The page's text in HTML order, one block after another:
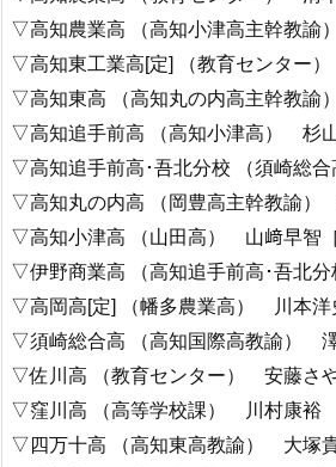
▽高知農業高 （高知小津高主幹教諭
▽高知東工業高[定] （教育センター
▽高知東高 （高知丸の内高主幹教諭
▽高知追手前高 （高知小津高） 杉
▽高知追手前高･吾北分校 （須崎総
▽高知丸の内高 （岡豊高主幹教諭
▽高知小津高 （山田高） 山﨑早智［
▽伊野商業高 （高知追手前高･吾北
▽高岡高[定] （幡多農業高） 川本洋
▽須崎総合高 （高知国際高教諭） 澤
▽佐川高 （教育センター） 安藤さ
▽窪川高 （高等学校課） 川村康裕
▽四万十高 （高知東高教諭） 大塚